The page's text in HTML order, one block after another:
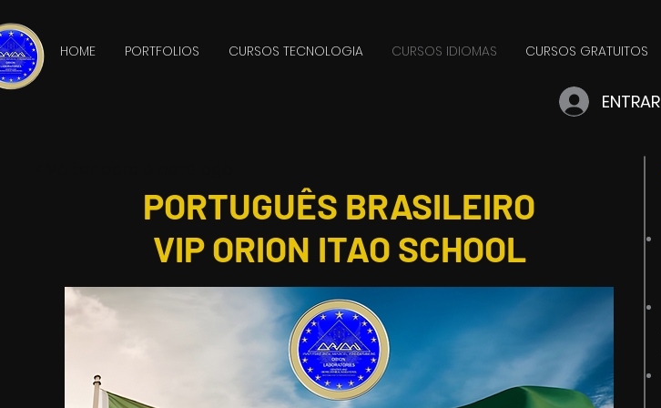
HOME PORTFOLIOS CURSOS TECNOLOGIA CURSOS IDIOMAS CURSOS GRATUITOS
ENTRAR
PORTUGUÊS BRASILEIRO
VIP ORION ITAO SCHOOL